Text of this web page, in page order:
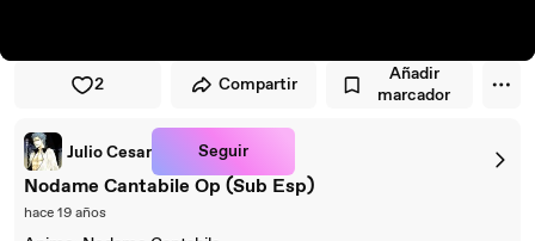
2 Compartir
Añadir
marcador
Julio Cesar Seguir
Nodame Cantabile Op (Sub Esp)
hace 19 años